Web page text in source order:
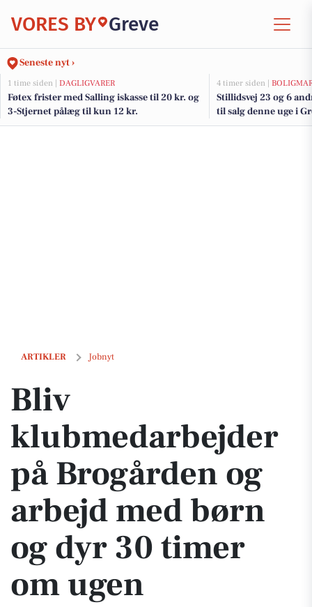
VORES BY Greve
Seneste nyt ›
1 time siden | DAGLIGVARER
Føtex frister med Salling iskasse til 20 kr. og
3-Stjernet pålæg til kun 12 kr.
4 timer siden |
Stillidsvej 23 og 6
til salg denne uge i
ARTIKLER Jobnyt
Bliv klubmedarbejder på Brogården og arbejd med børn og dyr 30
Bliv
klubmedarbejder
på Brogården og
arbejd med børn
og dyr 30 timer
om ugen